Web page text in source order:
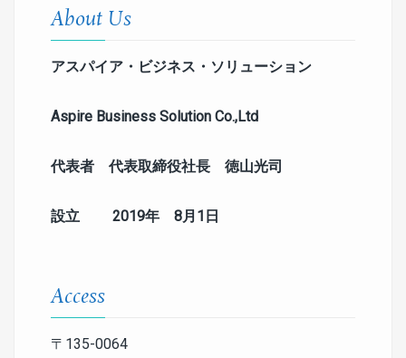
About Us
アスパイア・ビジネス・ソリューション
Aspire Business Solution Co.,Ltd
代表者 代表取締役社長 徳山光司
設立 2019年 8月 1 日
Access
〒135-0064